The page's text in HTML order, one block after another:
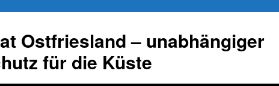
Ostfriesland – unabhängiger
für die Küste